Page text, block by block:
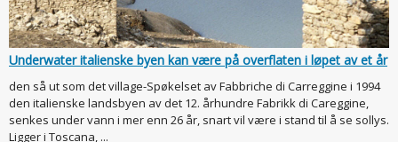
Underwater italienske byen kan være på overflaten i løpet av et år
den så ut som det village-Spøkelset av Fabbriche di Carreggine i 1994
den italienske landsbyen av det 12. århundre Fabrikk di Careggine,
senkes under vann i mer enn 26 år, snart vil være i stand til å se sollys.
Ligger i Toscana, ...